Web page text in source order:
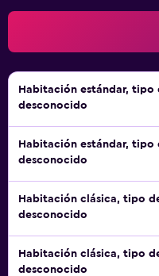
Habitación estándar, tipo
desconocido
Habitación estándar, tipo
desconocido
Habitación clásica, tipo
desconocido
Habitación clásica, tipo
desconocido